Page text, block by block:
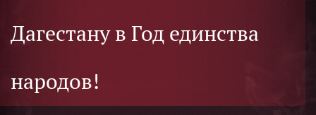
Дагестану в Год единства
народов!